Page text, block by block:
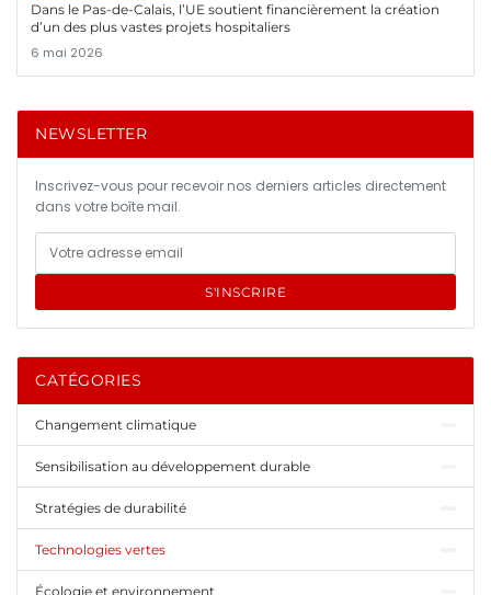
Dans le Pas-de-Calais, l’UE soutient financièrement la création
d’un des plus vastes projets hospitaliers
6 mai 2026
NEWSLETTER
Inscrivez-vous pour recevoir nos derniers articles directement
dans votre boîte mail.
S'INSCRIRE
CATÉGORIES
Changement climatique
Sensibilisation au développement durable
Stratégies de durabilité
Technologies vertes
Écologie et environnement